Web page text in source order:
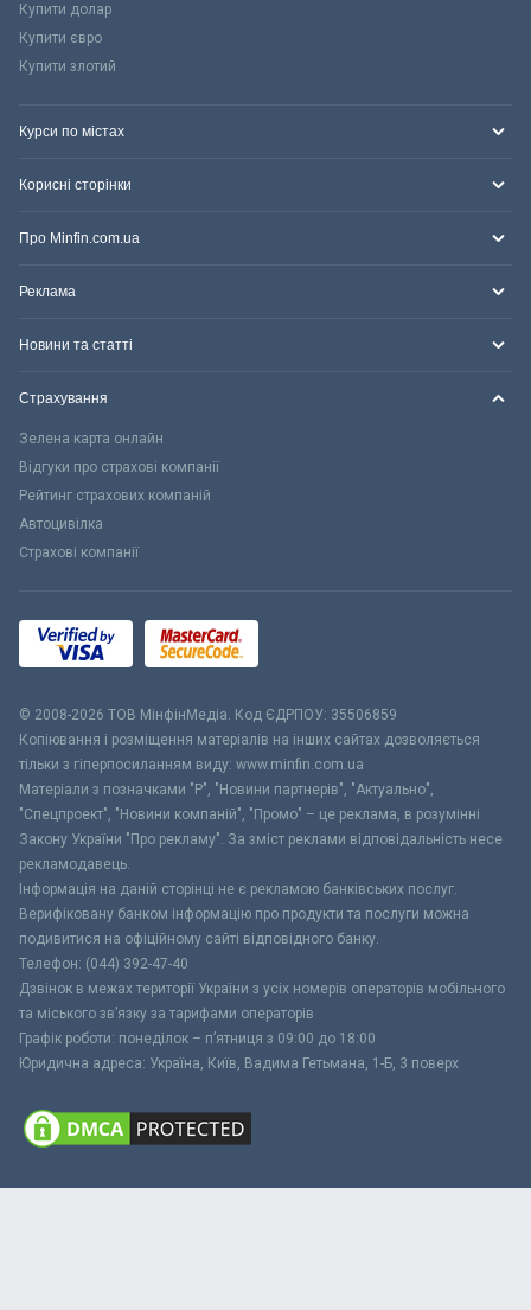
Купити долар
Купити євро
Купити злотий
Курси по містах
Корисні сторінки
Про Minfin.com.ua
Реклама
Новини та статті
Страхування
Зелена карта онлайн
Відгуки про страхові компанії
Рейтинг страхових компаній
Автоцивілка
Страхові компанії
© 2008-2026 ТОВ МiнфiнМедiа. Код ЄДРПОУ: 35506859
Копіювання і розміщення матеріалів на інших сайтах дозволяється
тільки з гіперпосиланням виду: www.minfin.com.ua
Матеріали з позначками "Р", "Новини партнерів", "Актуально",
"Спецпроект", "Новини компаній", "Промо" – це реклама, в розумінні
Закону України "Про рекламу". За зміст реклами відповідальність несе
рекламодавець.
Інформація на даній сторінці не є рекламою банківських послуг.
Верифіковану банком інформацію про продукти та послуги можна
подивитися на офіційному сайті відповідного банку.
Телефон: (044) 392-47-40
Дзвінок в межах території України з усіх номерів операторів мобільного
та міського зв’язку за тарифами операторів
Графік роботи: понеділок – п’ятниця з 09:00 до 18:00
Юридична адреса: Україна, Київ, Вадима Гетьмана, 1-Б, 3 поверх